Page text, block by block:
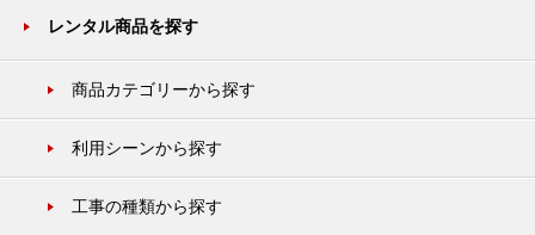
レンタル商品を探す
商品カテゴリーから探す
利用シーンから探す
工事の種類から探す